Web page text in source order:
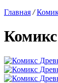
Главная /